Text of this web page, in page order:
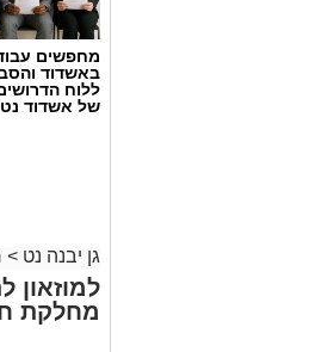
מחפשים
באשדוד
ללוח
של אשדוד נט
גן יבנה נט >
מחלקת